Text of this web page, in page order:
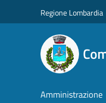
Regione Lombardia
Amministrazione